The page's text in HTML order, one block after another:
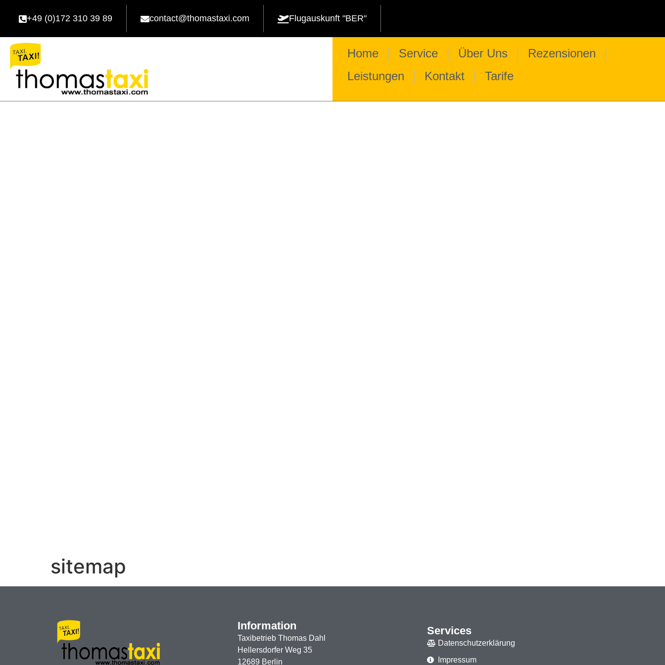
+49 (0)172 310 39 89 contact@thomastaxi.com Flugauskunft "BER"
Home Service Über Uns
Rezensionen
Leistungen
Kontakt Tarife
sitemap
Information
Taxibetrieb Thomas Dahl
Hellersdorfer Weg 35
12689 Berlin
Services
Datenschutzerklärung
Impressum